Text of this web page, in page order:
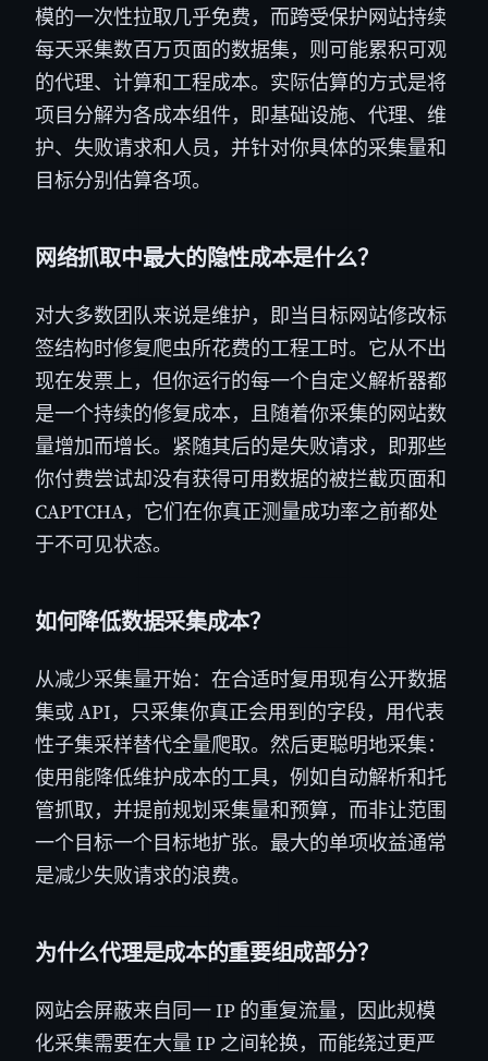
模的一次性拉取几乎免费，而跨受保护网站持续
每天采集数百万页面的数据集，则可能累积可观
的代理、计算和工程成本。实际估算的方式是将
项目分解为各成本组件，即基础设施、代理、维
护、失败请求和人员，并针对你具体的采集量和
目标分别估算各项。
网络抓取中最大的隐性成本是什么？
对大多数团队来说是维护，即当目标网站修改标
签结构时修复爬虫所花费的工程工时。它从不出
现在发票上，但你运行的每一个自定义解析器都
是一个持续的修复成本，且随着你采集的网站数
量增加而增长。紧随其后的是失败请求，即那些
你付费尝试却没有获得可用数据的被拦截页面和
CAPTCHA，它们在你真正测量成功率之前都处
于不可见状态。
如何降低数据采集成本？
从减少采集量开始：在合适时复用现有公开数据
集或 API，只采集你真正会用到的字段，用代表
性子集采样替代全量爬取。然后更聪明地采集：
使用能降低维护成本的工具，例如自动解析和托
管抓取，并提前规划采集量和预算，而非让范围
一个目标一个目标地扩张。最大的单项收益通常
是减少失败请求的浪费。
为什么代理是成本的重要组成部分？
网站会屏蔽来自同一 IP 的重复流量，因此规模
化采集需要在大量 IP 之间轮换，而能绕过更严